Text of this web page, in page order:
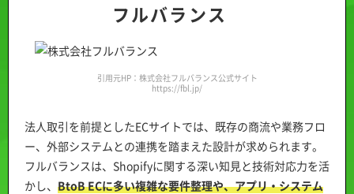
フルバランス
引用元HP：株式会社フルバランス公式サイト
https://fbl.jp/
法人取引を前提としたECサイトでは、既存の商流や業務フロ
ー、外部システムとの連携を踏まえた設計が求められます。
フルバランスは、Shopifyに関する深い知見と技術対応力を活
かし、 BtoB ECに多い複雑な要件整理や、アプリ・システム